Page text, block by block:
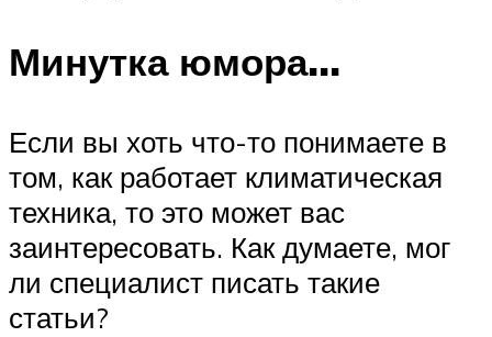
Минутка юмора…
Если вы хоть что-то понимаете в
том, как работает климатическая
техника, то это может вас
заинтересовать. Как думаете, мог
ли специалист писать такие
статьи?